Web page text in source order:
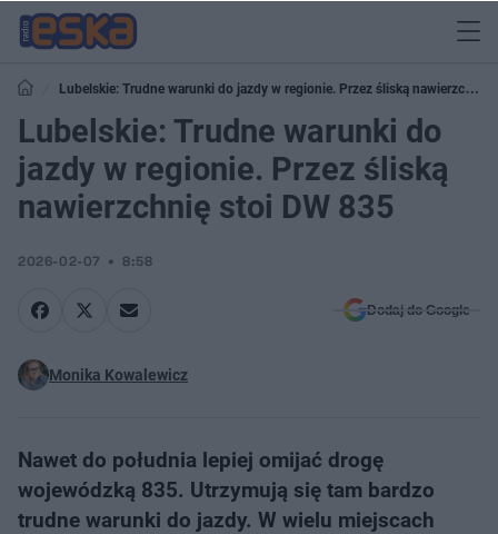
Lubelskie: Trudne warunki do jazdy w regionie. Przez śliską nawierzchnię
stoi DW 835
Lubelskie: Trudne warunki do
jazdy w regionie. Przez śliską
nawierzchnię stoi DW 835
2026-02-07 8:58
Dodaj do Google
Monika Kowalewicz
Nawet do południa lepiej omijać drogę
wojewódzką 835. Utrzymują się tam bardzo
trudne warunki do jazdy. W wielu miejscach